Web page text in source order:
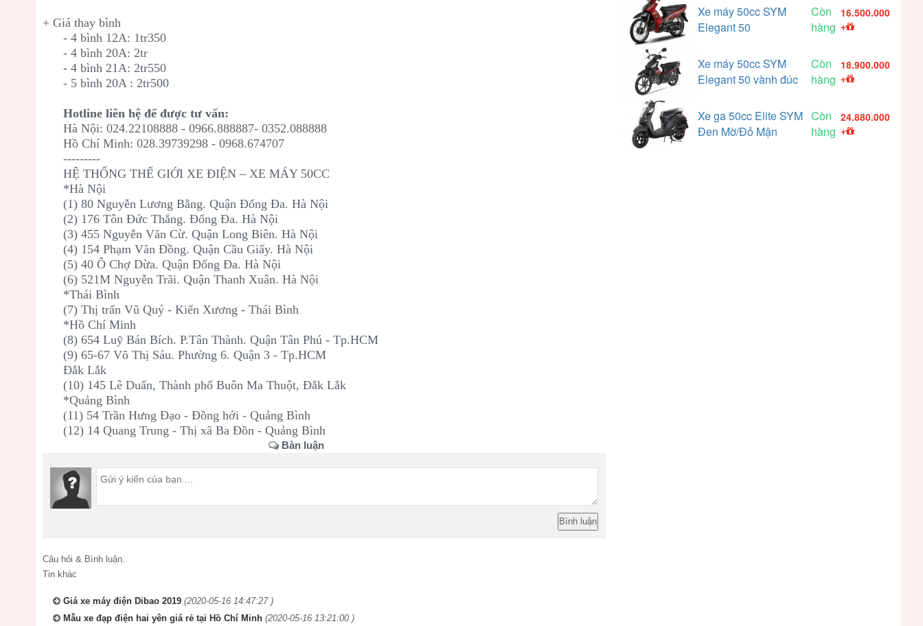
+ Giá thay bình
- 4 bình 12A: 1tr350
- 4 bình 20A: 2tr
- 4 bình 21A: 2tr550
- 5 bình 20A : 2tr500
Hotline liên hệ để được tư vấn:
Hà Nội: 024.22108888 - 0966.888887- 0352.088888
Hồ Chí Minh: 028.39739298 - 0968.674707
---------
HỆ THỐNG THẾ GIỚI XE ĐIỆN – XE MÁY 50CC
*Hà Nội
(1) 80 Nguyễn Lương Bằng. Quận Đống Đa. Hà Nội
(2) 176 Tôn Đức Thắng. Đống Đa. Hà Nội
(3) 455 Nguyễn Văn Cừ. Quận Long Biên. Hà Nội
(4) 154 Phạm Văn Đồng. Quận Cầu Giấy. Hà Nội
(5) 40 Ô Chợ Dừa. Quận Đống Đa. Hà Nội
(6) 521M Nguyễn Trãi. Quận Thanh Xuân. Hà Nội
*Thái Bình
(7) Thị trấn Vũ Quý - Kiến Xương - Thái Bình
*Hồ Chí Minh
(8) 654 Luỹ Bán Bích. P.Tân Thành. Quận Tân Phú - Tp.HCM
(9) 65-67 Võ Thị Sáu. Phường 6. Quận 3 - Tp.HCM
Đắk Lắk
(10) 145 Lê Duẩn, Thành phố Buôn Ma Thuột, Đắk Lắk
*Quảng Bình
(11) 54 Trần Hưng Đạo - Đồng hới - Quảng Bình
(12) 14 Quang Trung - Thị xã Ba Đồn - Quảng Bình
Bàn luận
Câu hỏi & Bình luận.
Tin khác
Giá xe máy điện Dibao 2019 (2020-05-16 14:47:27 )
Mẫu xe đạp điện hai yên giá rẻ tại Hồ Chí Minh (2020-05-16 13:21:00 )
Xe máy 50cc SYM
Elegant 50
Còn
hàng
16.500.000
+
Xe máy 50cc SYM
Elegant 50 vành đúc
Còn
hàng
18.900.000
+
Xe ga 50cc Elite SYM
Đen Mờ/Đỏ Mận
Còn
hàng
24.880.000
+